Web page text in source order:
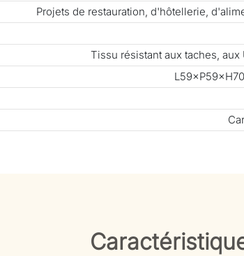
Projets de restauration, d'hôtellerie,
Tissu résistant aux taches,